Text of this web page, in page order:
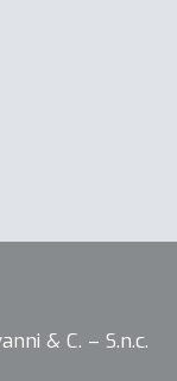
& C. – S.n.c.